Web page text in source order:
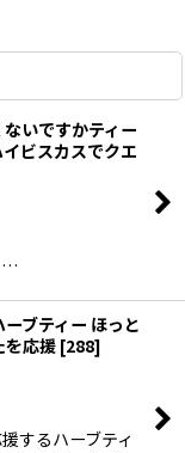
いですかティー
ビスカスでクエ
…
ブティー ほっと
を応援 [288]
するハーブティ